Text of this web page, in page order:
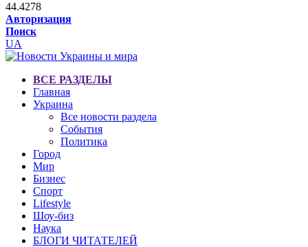
44.4278
Авторизация
Поиск
UA
ВСЕ РАЗДЕЛЫ
Главная
Украина
Все новости раздела
События
Политика
Город
Мир
Бизнес
Спорт
Lifestyle
Шоу-биз
Наука
БЛОГИ ЧИТАТЕЛЕЙ